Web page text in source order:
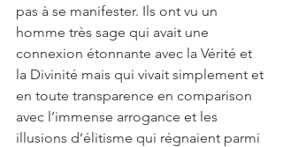
pas à se manifester. Ils ont vu un
homme très sage qui avait une
connexion étonnante avec la Vérité et
la Divinité mais qui vivait simplement et
en toute transparence en comparison
avec l’immense arrogance et les
illusions d’élitisme qui régnaient parmi